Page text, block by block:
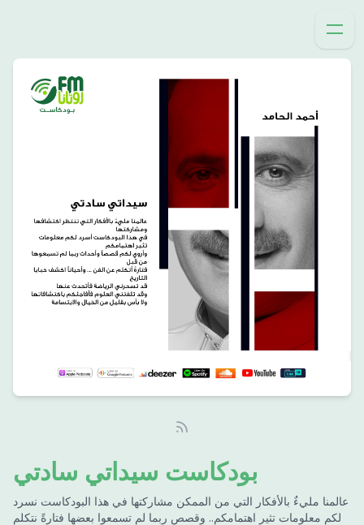
بودكاست سيداتي سادتي
عالمنا مليءٌ بالأفكار التي من الممكن مشاركتها في هذا البودكاست نسرد
لكم معلومات تثير اهتمامكم.. وقصص ربما لم تسمعوا بعضها فتارةً نتكلم